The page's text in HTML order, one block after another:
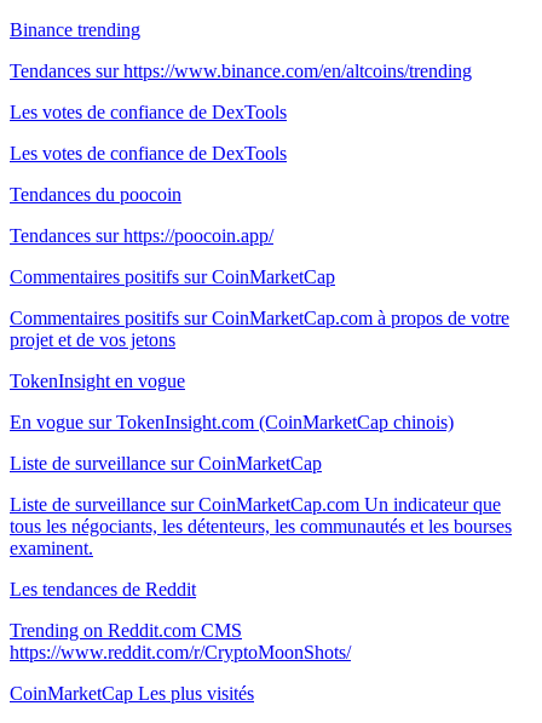
Binance trending
Tendances sur https://www.binance.com/en/altcoins/trending
Les votes de confiance de DexTools
Les votes de confiance de DexTools
Tendances du poocoin
Tendances sur https://poocoin.app/
Commentaires positifs sur CoinMarketCap
Commentaires positifs sur CoinMarketCap.com à propos de votre
projet et de vos jetons
TokenInsight en vogue
En vogue sur TokenInsight.com (CoinMarketCap chinois)
Liste de surveillance sur CoinMarketCap
Liste de surveillance sur CoinMarketCap.com Un indicateur que
tous les négociants, les détenteurs, les communautés et les bourses
examinent.
Les tendances de Reddit
Trending on Reddit.com CMS
https://www.reddit.com/r/CryptoMoonShots/
CoinMarketCap Les plus visités